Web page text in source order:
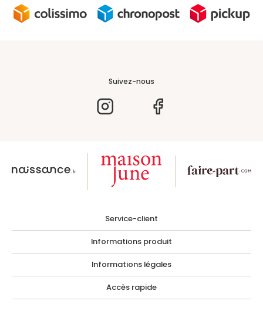
Suivez-nous
Service-client
Informations produit
Informations légales
Accès rapide